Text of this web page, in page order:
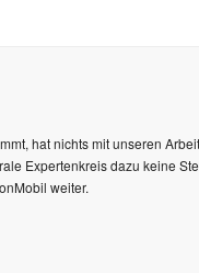
hat nichts mit unseren
Expertenkreis dazu keine
weiter.